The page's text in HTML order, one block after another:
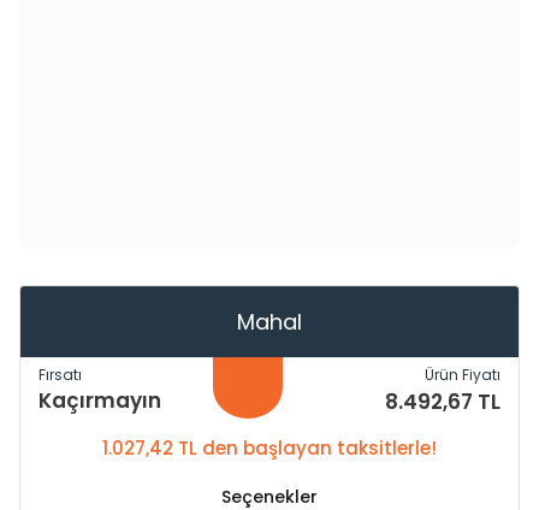
Mahal
Fırsatı
Kaçırmayın
Ürün Fiyatı
8.492,67 TL
1.027,42 TL den başlayan taksitlerle!
Seçenekler